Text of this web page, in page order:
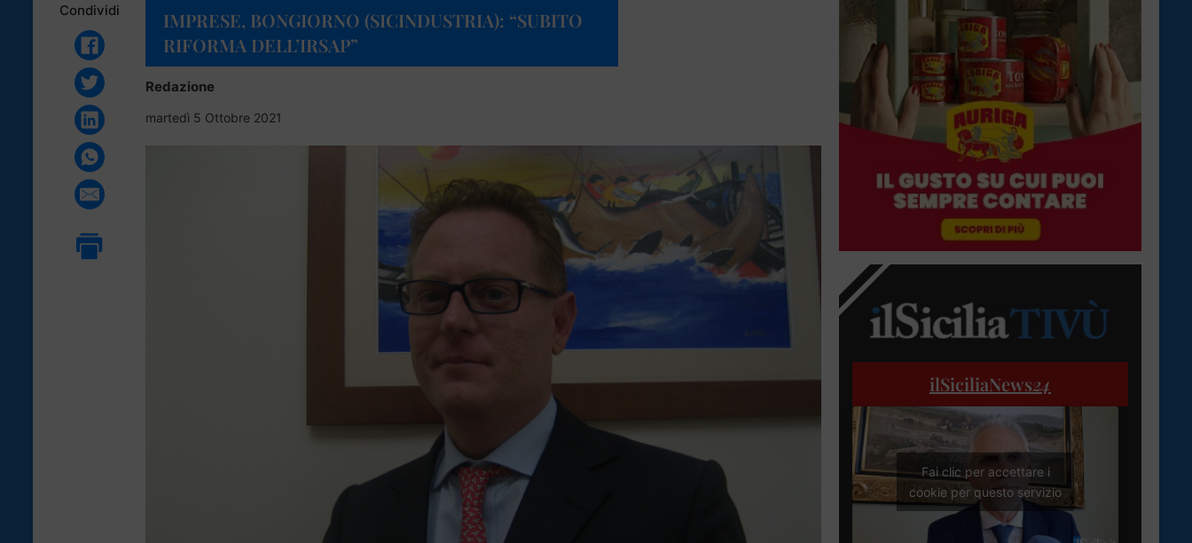
Condividi
IMPRESE, BONGIORNO (SICINDUSTRIA): “SUBITO
RIFORMA DELL’IRSAP”
Redazione
martedì 5 Ottobre 2021
ilSiciliaNews24
Fai clic per accettare i
cookie per questo servizio